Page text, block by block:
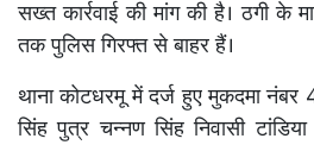
सख्त कार्रवाई की मांग की है। ठगी के
तक पुलिस गिरफ्त से बाहर हैं।
थाना कोटधरमू में दर्ज हुए मुकदमा नंबर
सिंह पुत्र चन्नण सिंह निवासी